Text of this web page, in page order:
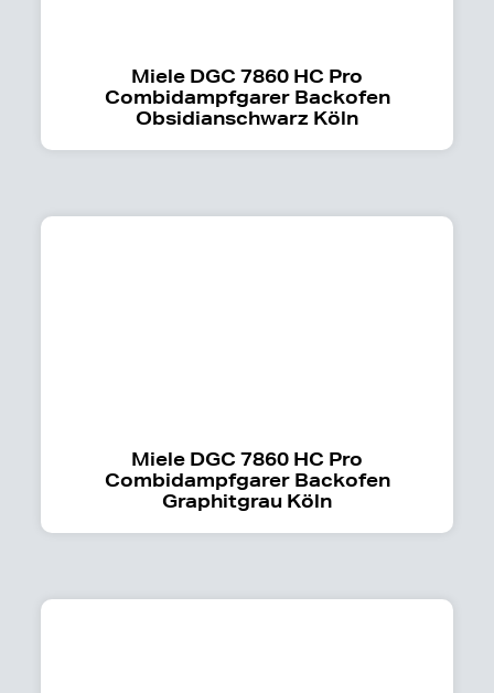
Miele DGC 7860 HC Pro
Combidampfgarer Backofen
Obsidianschwarz Köln
Miele DGC 7860 HC Pro
Combidampfgarer Backofen
Graphitgrau Köln